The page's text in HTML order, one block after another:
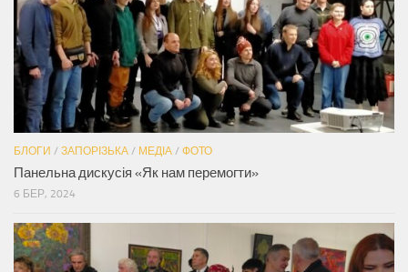
БЛОГИ / ЗАПОРІЗЬКА / МЕДІА / ФОТО
Панельна дискусія «Як нам перемогти»
6 БЕР, 2024